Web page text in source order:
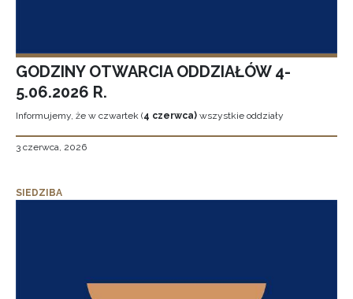
GODZINY OTWARCIA ODDZIAŁÓW 4-
5.06.2026 R.
Informujemy, że w czwartek (4 czerwca) wszystkie oddziały
3 czerwca, 2026
SIEDZIBA